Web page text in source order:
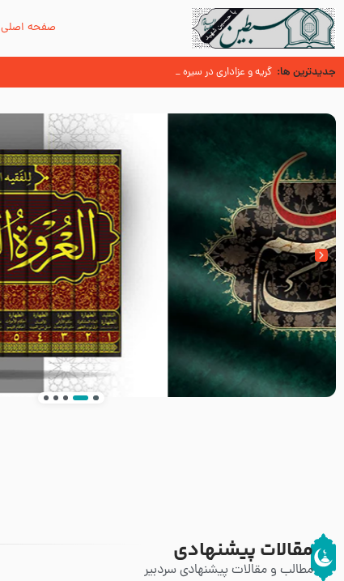
صفحه اصلی
جدیدترین ها: گریه و عزاداری در سیره و سنت پیامبر از منابع اهل سنت
عُمَر با گفتن “حسبنا كتاب اللّه ” به مخالفت با رسول اللّه برخاست
سوزدل جا مانده‌ای از زیارت اربعین
مقالات پیشنهادی
مطالب و مقالات پیشنهادی سردبیر